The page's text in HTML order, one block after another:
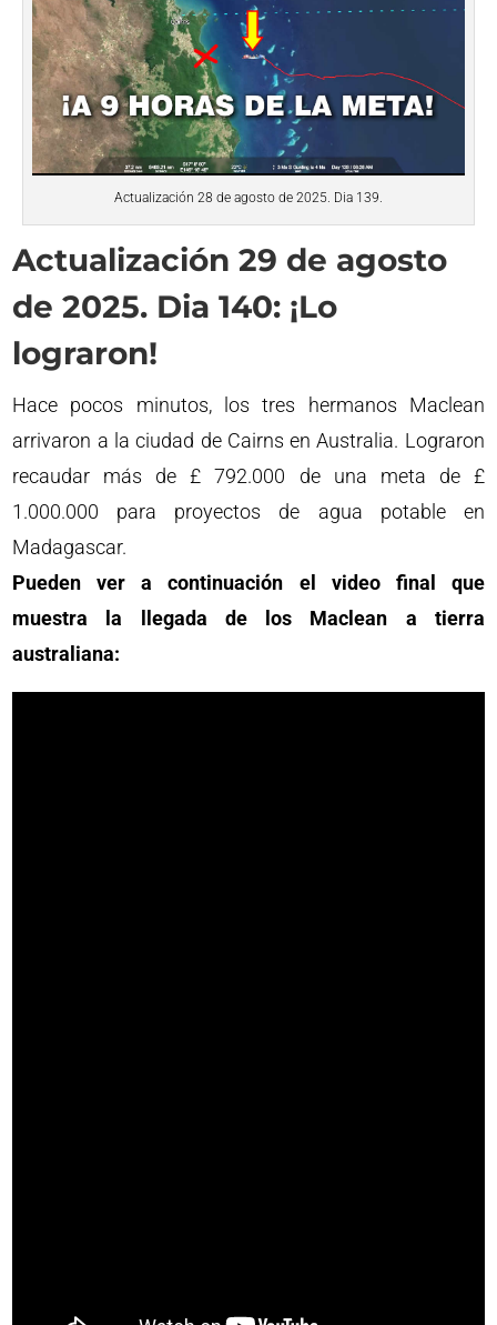
Actualización 28 de agosto de 2025. Dia 139.
Actualización 29 de agosto
de 2025. Dia 140: ¡Lo
lograron!
Hace pocos minutos, los tres hermanos Maclean
arrivaron a la ciudad de Cairns en Australia. Lograron
recaudar más de £ 792.000 de una meta de £
1.000.000 para proyectos de agua potable en
Madagascar.
Pueden ver a continuación el video final que
muestra la llegada de los Maclean a tierra
australiana: